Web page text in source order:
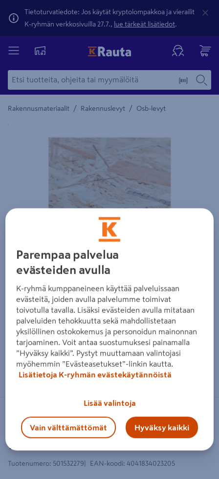
Tietoturvatiedote: Jos käytät kryptolompakkoa ja vierailit
K-ryhmän verkkosivuilla 27.7., lue tärkeät lisätiedot.
Rakennusmateriaalit / Rakennuslevyt / Osb-levyt
Yksityiskohtainen kuvaus löytyy Tuotteen kuvaus -
Zoomaa kuvaa sormilla kosketusnäytöllä
OSB3-levy Swiss Krono
11x1197x2600mm
NO BRAND
Tuotenumero: 501532279 EAN-koodi: 4041834023205
Parempaa palvelua
evästeiden avulla
K-ryhmä kumppaneineen käyttää palveluissaan
evästeitä, joiden avulla palvelumme toimivat
toivotulla tavalla. Lisäksi evästeiden avulla mitataan
palveluiden tehokkuutta sekä mahdollistetaan
yksilöllinen ostokokemus ja personoidun mainonnan
tarjoaminen. Voit antaa suostumuksesi painamalla
”Hyväksy kaikki”. Pystyt muuttamaan valintojasi
myöhemmin ”Evästeasetukset”-linkin kautta.
Lisätietoja K-ryhmän evästekäytännöistä
Lisää valintoja
Vain välttämättömät Hyväksy kaikki